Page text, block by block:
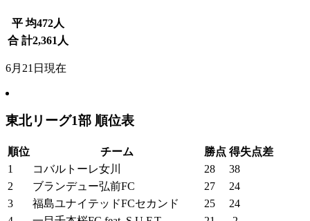
平 均472人
合 計2,361 人
6月21日現在
東北リーグ1部 順位表
順位 チーム 勝点 得失点差
1
コバルトーレ女川 28
38
2
ブランデュー弘前FC 27
24
3
福島ユナイテッドFCセカンド 25
24